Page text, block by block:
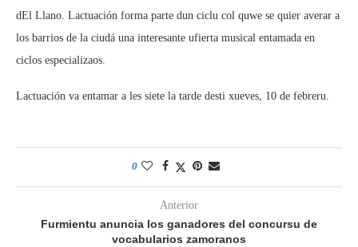
dEl Llano. Lactuación forma parte dun ciclu col quwe se quier averar a
los barrios de la ciudá una interesante ufierta musical entamada en
ciclos especializaos.
Lactuación va entamar a les siete la tarde desti xueves, 10 de febreru.
0
Anterior
Furmientu anuncia los ganadores del concursu de
vocabularios zamoranos